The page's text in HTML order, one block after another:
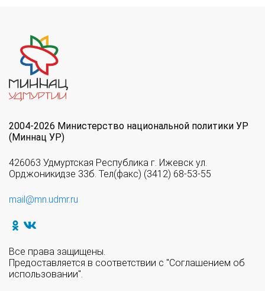
2004-2026 Министерство национальной политики УР
(Миннац УР)
426063 Удмуртская Республика г. Ижевск ул.
Орджоникидзе 33б. Тел(факс) (3412) 68-53-55
mail@mn.udmr.ru
Все права защищены.
Предоставляется в соответствии с "Соглашением об
использовании".